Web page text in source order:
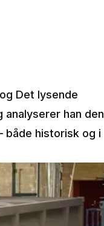
Det lysende
han den
både historisk og i